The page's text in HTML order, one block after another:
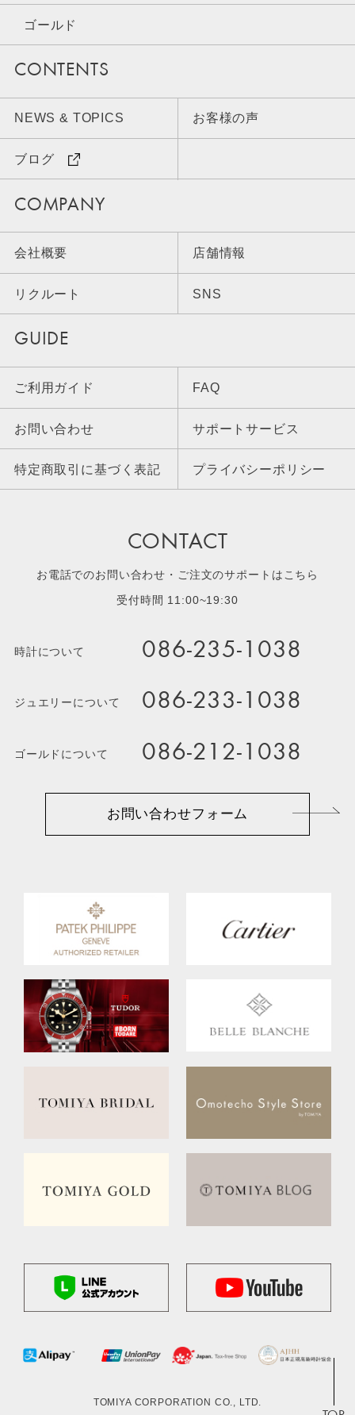
ゴールド
CONTENTS
NEWS & TOPICS お客様の声
ブログ
COMPANY
会社概要 店舗情報
リクルート SNS
GUIDE
ご利用ガイド FAQ
お問い合わせ サポートサービス
特定商取引に基づく表記 プライバシーポリシー
CONTACT
お電話でのお問い合わせ・ご注文のサポートはこちら
受付時間 11:00~19:30
時計について 086-235-1038
ジュエリーについて 086-233-1038
ゴールドについて 086-212-1038
お問い合わせフォーム
TOMIYA CORPORATION CO., LTD.